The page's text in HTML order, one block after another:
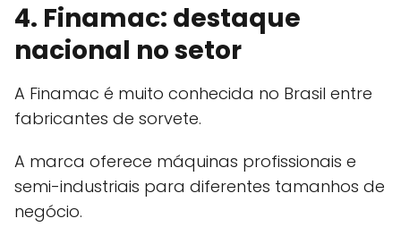
4. Finamac: destaque
nacional no setor
A Finamac é muito conhecida no Brasil entre
fabricantes de sorvete.
A marca oferece máquinas profissionais e
semi-industriais para diferentes tamanhos de
negócio.